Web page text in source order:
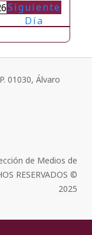
Siguiente
Día
01030, Álvaro
de Medios de
RESERVADOS ©
2025